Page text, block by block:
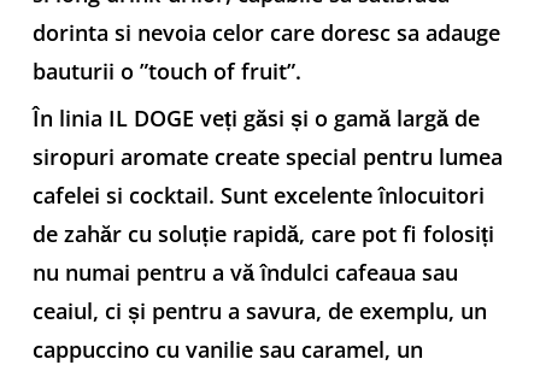
dorinta si nevoia celor care doresc sa adauge
bauturii o ”touch of fruit”.
În linia IL DOGE veți găsi și o gamă largă de
siropuri aromate create special pentru lumea
cafelei si cocktail. Sunt excelente înlocuitori
de zahăr cu soluție rapidă, care pot fi folosiți
nu numai pentru a vă îndulci cafeaua sau
ceaiul, ci și pentru a savura, de exemplu, un
cappuccino cu vanilie sau caramel, un